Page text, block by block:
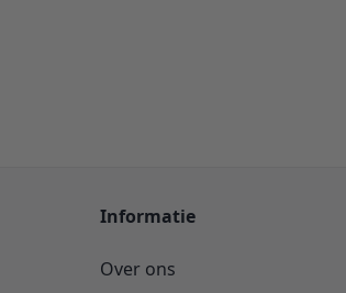
Informatie
Over ons